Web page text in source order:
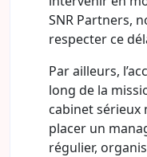
SNR Partners,
respecter ce
Par ailleurs,
long de la
cabinet sérieux
placer un
régulier,